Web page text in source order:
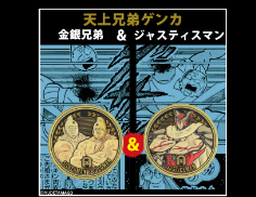
売品)付